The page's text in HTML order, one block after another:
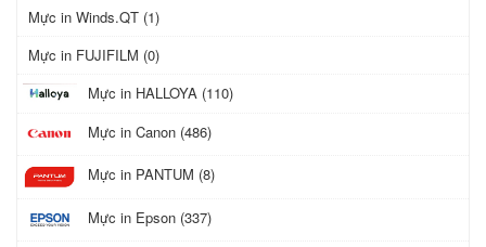
Mực in Winds.QT (1)
Mực in FUJIFILM (0)
Mực in HALLOYA (110)
Mực in Canon (486)
Mực in PANTUM (8)
Mực in Epson (337)